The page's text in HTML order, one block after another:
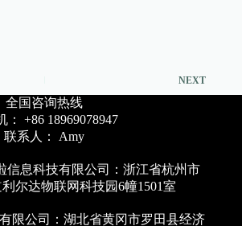
NEXT
全国咨询热线
+86 18969078947
联系人： Amy
息科技有限公司：浙江省杭州市
尔达物联网科技园6幢1501室
限公司：湖北省黄冈市罗田县经济